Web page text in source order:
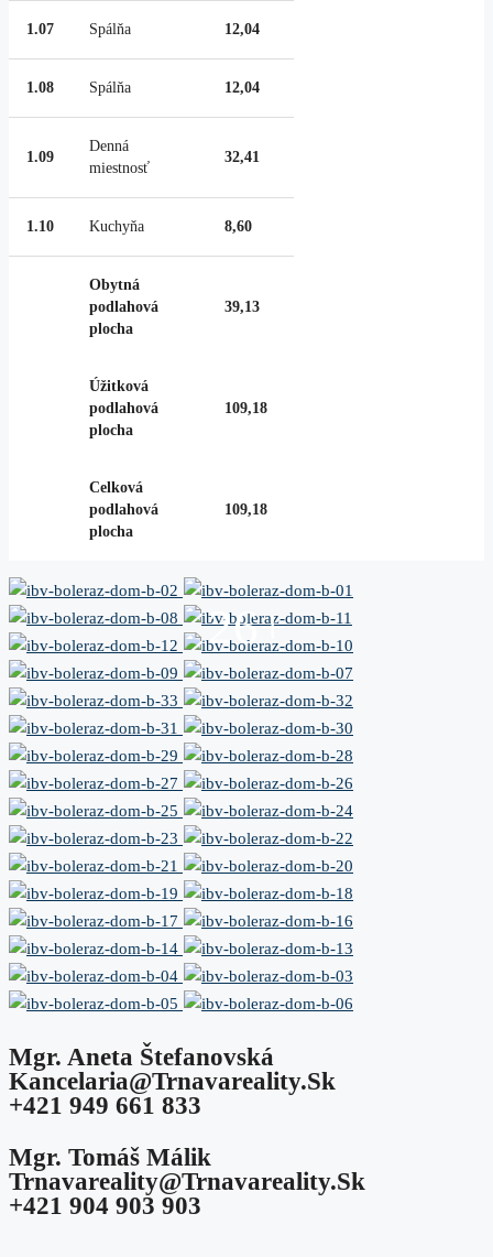
1.07 Spálňa 12,04
1.08 Spálňa 12,04
1.09
Denná
miestnosť
32,41
1.10 Kuchyňa 8,60
Obytná
podlahová
plocha
39,13
Úžitková
podlahová
plocha
109,18
Celková
podlahová
plocha
109,18
26+
Mgr. Aneta Štefanovská
Kancelaria@trnavareality.sk
+421 949 661 833
Mgr. Tomáš Málik
Trnavareality@trnavareality.sk
+421 904 903 903